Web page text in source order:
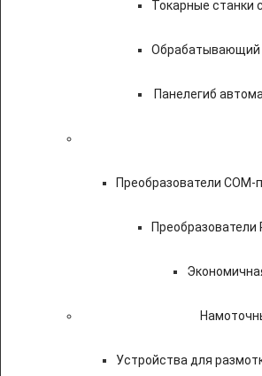
Токарные станки
Обрабатывающий
Панелегиб
Преобразователи COM-
Преобразователи
Устройства для